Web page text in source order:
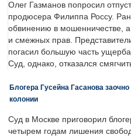
Олег Газманов попросил
продюсера Филиппа Россу.
обвинению в мошенничестве,
и смежных прав.
погасил большую часть
Суд, однако, отказался
Блогера Гусейна Гасанова
колонии
Суд в Москве приговорил
четырем годам лишения